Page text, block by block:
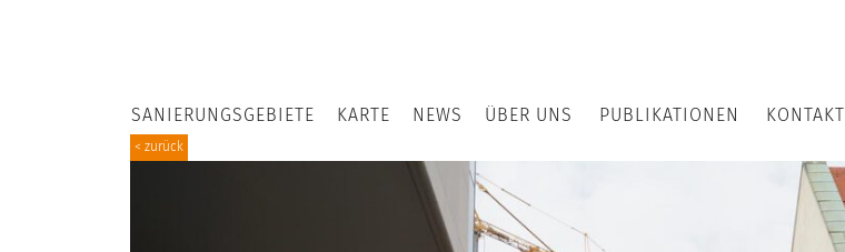
SANIERUNGSGEBIETE KARTE NEWS ÜBER UNS PUBLIKATIONEN KONTAKT
< zurück